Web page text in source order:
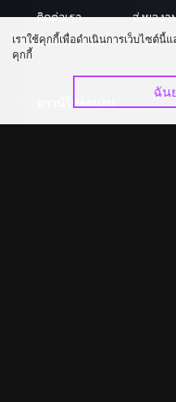
ติดต่อเรา
อัปเกรด วีไอพี
ส่งผลง
ร่วมงาน
เราใช้คุกกี้เพื่อดำเนินการเว็บไซต์นี้
คุกกี้
ฉัน